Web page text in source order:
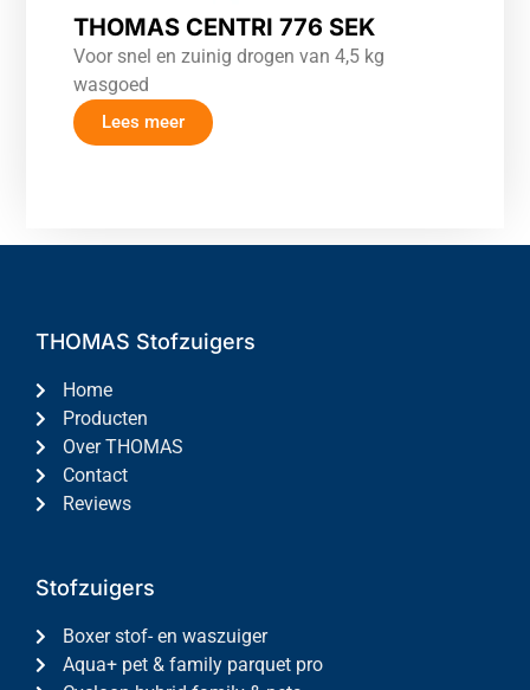
THOMAS CENTRI 776 SEK
Voor snel en zuinig drogen van 4,5 kg
wasgoed
Lees meer
THOMAS Stofzuigers
Home
Producten
Over THOMAS
Contact
Reviews
Stofzuigers
Boxer stof- en waszuiger
Aqua+ pet & family parquet pro